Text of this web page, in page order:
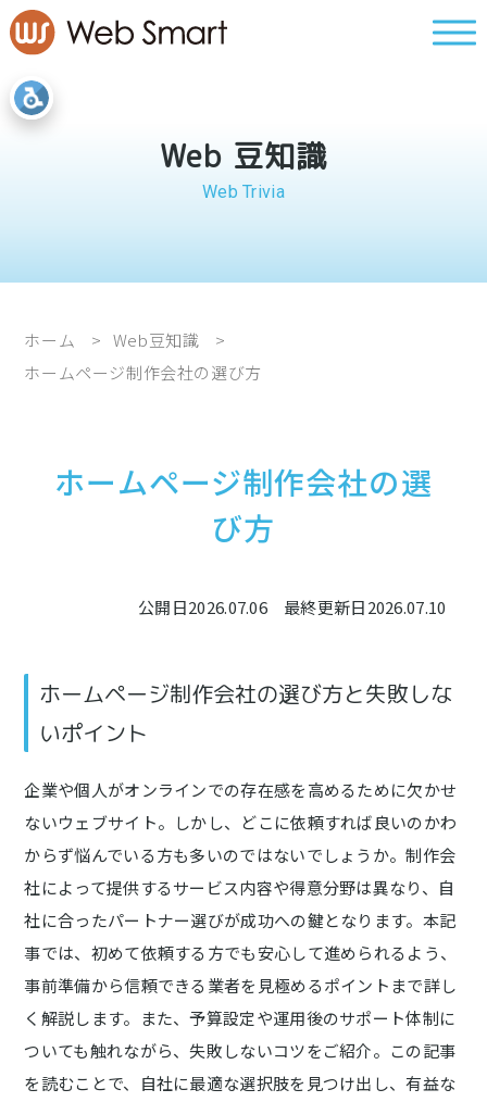
Web 豆知識
Web Trivia
ホーム
Web豆知識
ホームページ制作会社の選び方
ホームページ制作会社の選
び方
公開日2026.07.06 最終更新日2026.07.10
ホームページ制作会社の選び方と失敗しな
いポイント
企業や個人がオンラインでの存在感を高めるために欠かせ
ないウェブサイト。しかし、どこに依頼すれば良いのかわ
からず悩んでいる方も多いのではないでしょうか。制作会
社によって提供するサービス内容や得意分野は異なり、自
社に合ったパートナー選びが成功への鍵となります。本記
事では、初めて依頼する方でも安心して進められるよう、
事前準備から信頼できる業者を見極めるポイントまで詳し
く解説します。また、予算設定や運用後のサポート体制に
ついても触れながら、失敗しないコツをご紹介。この記事
を読むことで、自社に最適な選択肢を見つけ出し、有益な